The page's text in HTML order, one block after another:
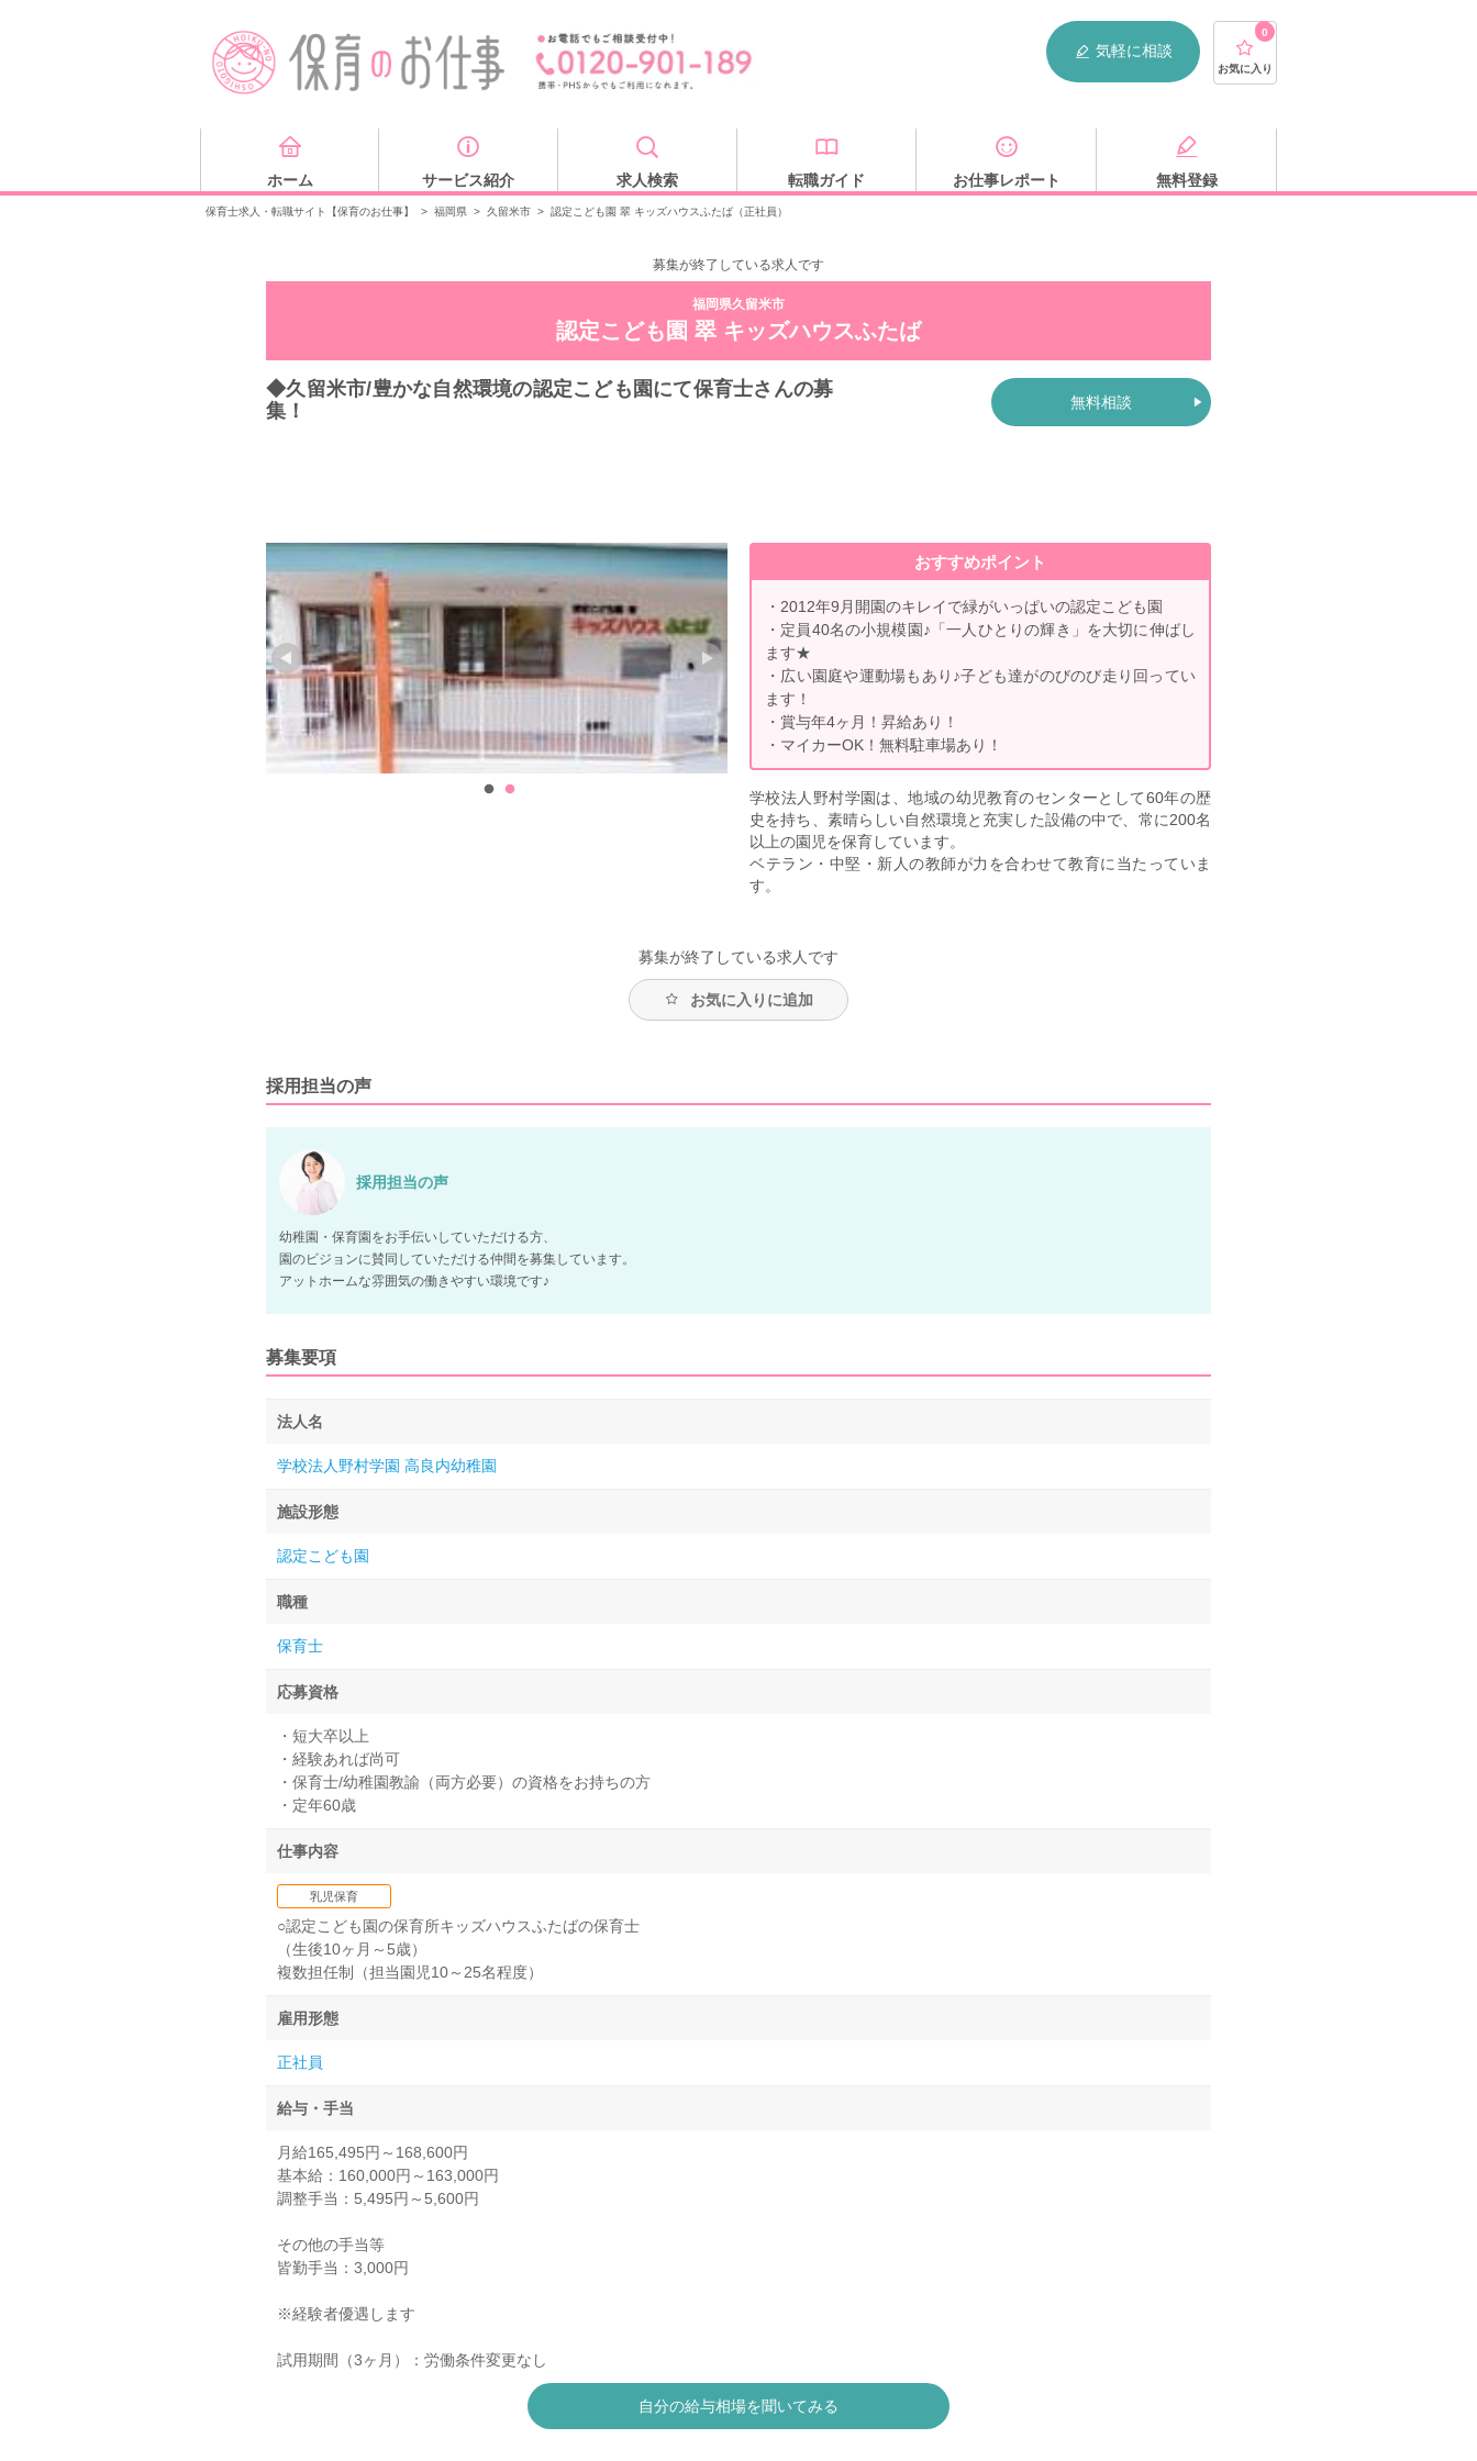
気軽に相談
0
お気に入り
ホーム サービス紹介 求人検索 転職ガイド お仕事レポート 無料登録
保育士求人・転職サイト【保育のお仕事】 > 福岡県 > 久留米市 > 認定こども園 翠 キッズハウスふたば（正社員）
募集が終了している求人です
福岡県久留米市
認定こども園 翠 キッズハウスふたば
◆久留米市/豊かな自然環境の認定こども園にて保育士さんの募
集！
無料相談
おすすめポイント
・2012年9月開園のキレイで緑がいっぱいの認定こども園
・定員40名の小規模園♪「一人ひとりの輝き」を大切に伸ばし
ます★
・広い園庭や運動場もあり♪子ども達がのびのび走り回ってい
ます！
・賞与年4ヶ月！昇給あり！
・マイカーOK！無料駐車場あり！
学校法人野村学園は、地域の幼児教育のセンターとして60年の歴
史を持ち、素晴らしい自然環境と充実した設備の中で、常に200名
以上の園児を保育しています。
ベテラン・中堅・新人の教師が力を合わせて教育に当たっていま
す。
募集が終了している求人です
お気に入りに追加
採用担当の声
採用担当の声
幼稚園・保育園をお手伝いしていただける方、
園のビジョンに賛同していただける仲間を募集しています。
アットホームな雰囲気の働きやすい環境です♪
募集要項
法人名
学校法人野村学園 高良内幼稚園
施設形態
認定こども園
職種
保育士
応募資格
・短大卒以上
・経験あれば尚可
・保育士/幼稚園教諭（両方必要）の資格をお持ちの方
・定年60歳
仕事内容
乳児保育
○認定こども園の保育所キッズハウスふたばの保育士
（生後10ヶ月～5歳）
複数担任制（担当園児10～25名程度）
雇用形態
正社員
給与・手当
月給165,495円～168,600円
基本給：160,000円～163,000円
調整手当：5,495円～5,600円
その他の手当等
皆勤手当：3,000円
※経験者優遇します
試用期間（3ヶ月）：労働条件変更なし
自分の給与相場を聞いてみる